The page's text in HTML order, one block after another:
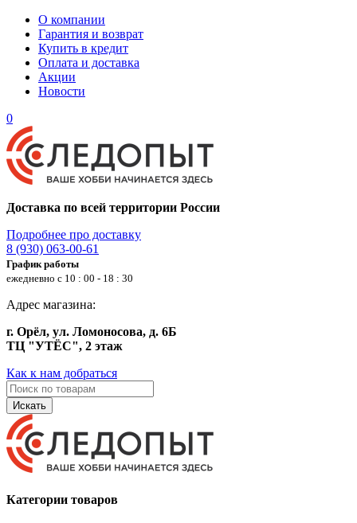
О компании
Гарантия и возврат
Купить в кредит
Оплата и доставка
Акции
Новости
0
Доставка по всей территории России
Подробнее про доставку
8 (930) 063-00-61
График работы
ежедневно с 10 : 00 - 18 : 30
Адрес магазина:
г. Орёл, ул. Ломоносова, д. 6Б
ТЦ "УТЁС", 2 этаж
Как к нам добраться
Искать
Категории товаров